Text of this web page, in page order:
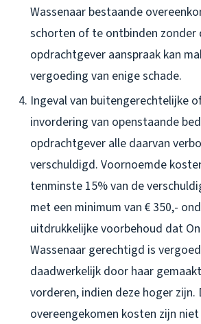
Wassenaar bestaande
schorten of te ontbinden zonder
opdrachtgever aanspraak kan
vergoeding van enige schade.
Ingeval van buitengerechtelijke
invordering van openstaande
opdrachtgever alle daarvan
verschuldigd. Voornoemde
tenminste 15% van de
met een minimum van € 350,-
uitdrukkelijke voorbehoud dat
Wassenaar gerechtigd is
daadwerkelijk door haar
vorderen, indien deze hoger zijn.
overeengekomen kosten zijn